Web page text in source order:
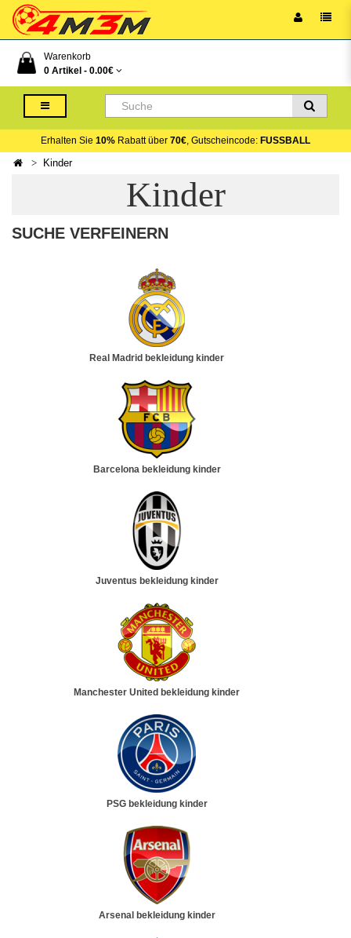
Warenkorb
0 Artikel - 0.00€
Erhalten Sie 10% Rabatt über 70€, Gutscheincode: FUSSBALL
Kinder
Kinder
SUCHE VERFEINERN
Real Madrid bekleidung kinder
Barcelona bekleidung kinder
Juventus bekleidung kinder
Manchester United bekleidung kinder
PSG bekleidung kinder
Arsenal bekleidung kinder